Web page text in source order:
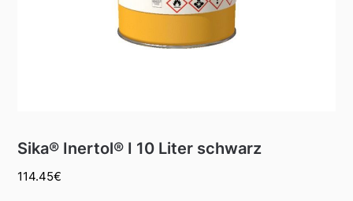
Sika® Inertol® I 10 Liter schwarz
114.45€